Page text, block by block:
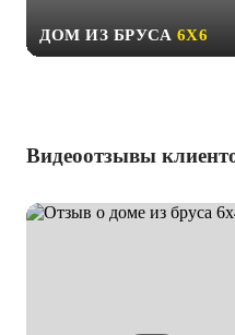
ДОМ ИЗ БРУСА 6Х6
Видеоотзывы